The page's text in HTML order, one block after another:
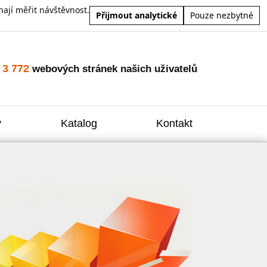
měřit návštěvnost.
Přijmout analytické Pouze nezbytné
3 772 webových stránek našich uživatelů
Katalog Kontakt